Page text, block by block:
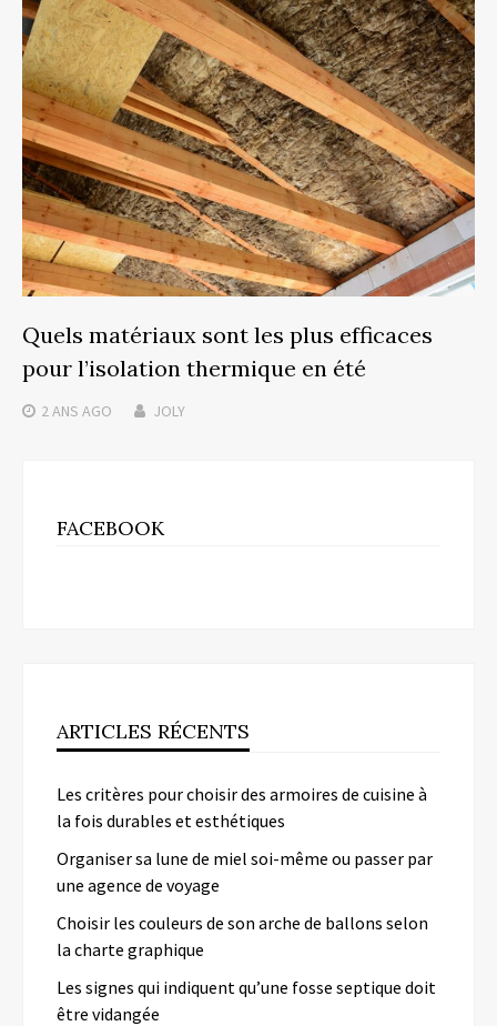
Quels matériaux sont les plus efficaces
pour l’isolation thermique en été
2 ANS AGO JOLY
FACEBOOK
ARTICLES RÉCENTS
Les critères pour choisir des armoires de cuisine à
la fois durables et esthétiques
Organiser sa lune de miel soi-même ou passer par
une agence de voyage
Choisir les couleurs de son arche de ballons selon
la charte graphique
Les signes qui indiquent qu’une fosse septique doit
être vidangée